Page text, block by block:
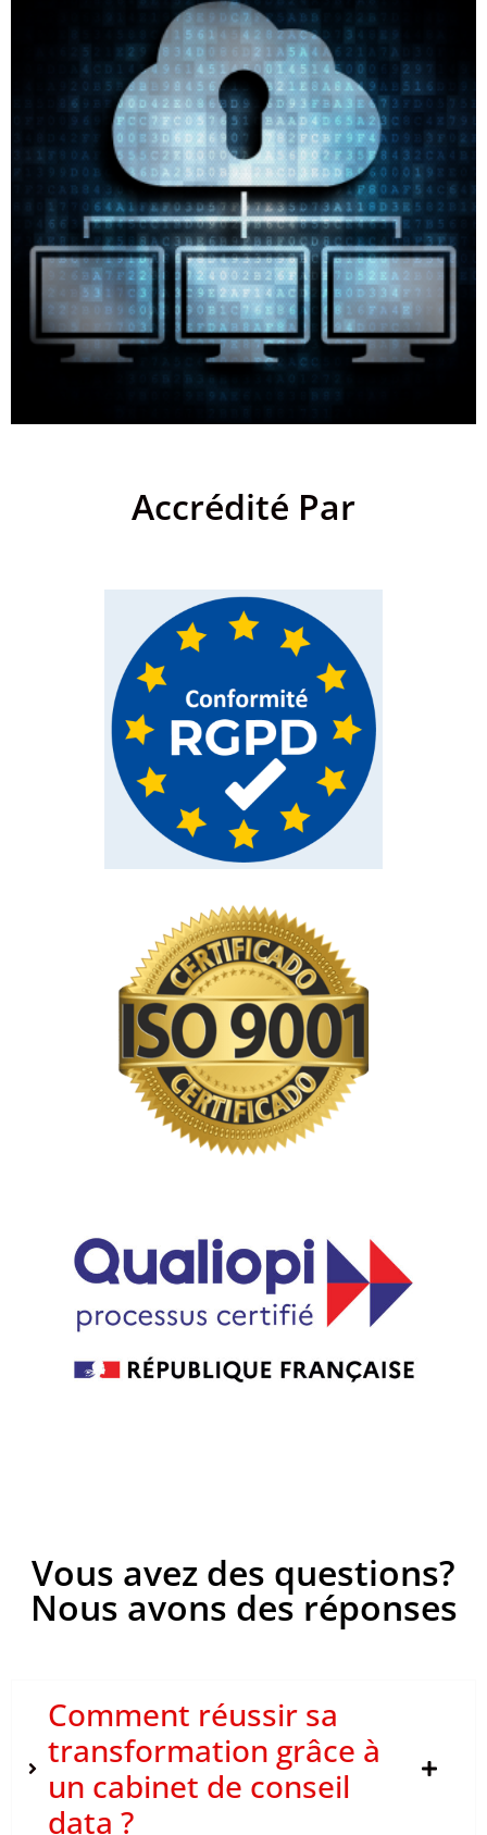
Accrédité Par
Vous avez des questions?
Nous avons des réponses
Comment réussir sa
transformation grâce à
un cabinet de conseil
data ?